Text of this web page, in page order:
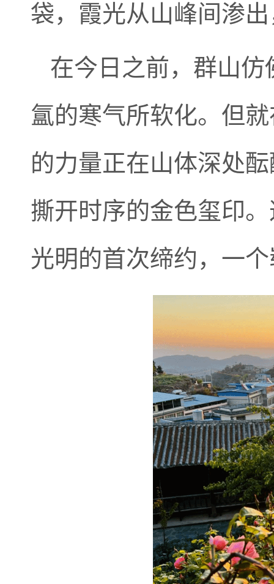
袋，霞光从山峰间渗
在今日之前，群山
氲的寒气所软化。但
的力量正在山体深处
撕开时序的金色玺印
光明的首次缔约，一